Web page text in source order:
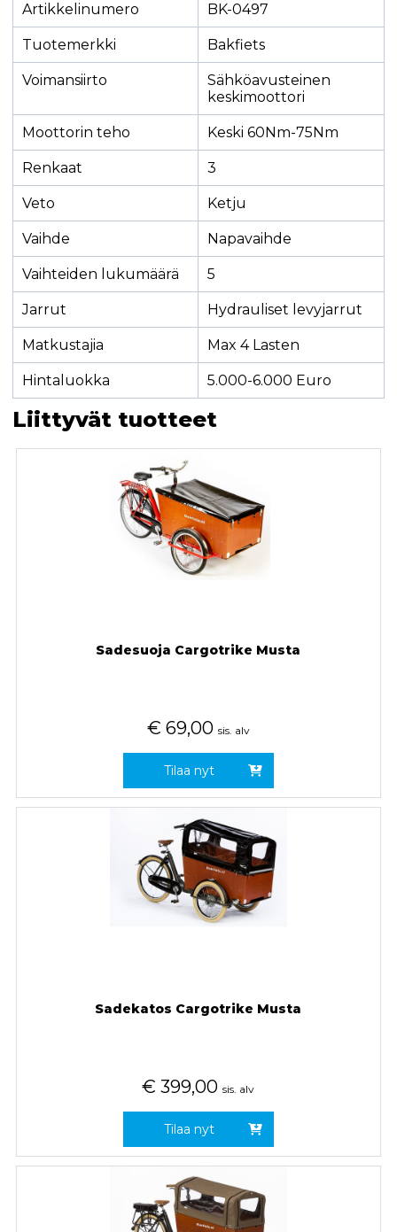
Artikkelinumero BK-0497
Tuotemerkki Bakfiets
Voimansiirto
Sähköavusteinen
keskimoottori
Moottorin teho Keski 60Nm-75Nm
Renkaat 3
Veto Ketju
Vaihde Napavaihde
Vaihteiden lukumäärä 5
Jarrut Hydrauliset levyjarrut
Matkustajia Max 4 Lasten
Hintaluokka 5.000-6.000 Euro
Liittyvät tuotteet
Sadesuoja Cargotrike Musta
€ 69,00 sis. alv
Tilaa nyt
Sadekatos Cargotrike Musta
€ 399,00 sis. alv
Tilaa nyt